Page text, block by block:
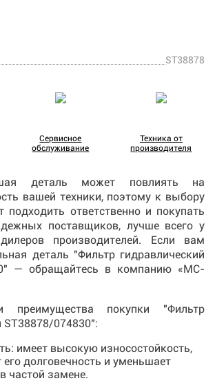
ST38878
Сервисное
обслуживание
Техника от
производителя
деталь может повлиять на
вашей техники, поэтому к выбору
подходить ответственно и покупать
поставщиков, лучше всего у
производителей. Если вам
деталь "Фильтр гидравлический
— обращайтесь в компанию «МС-
преимущества покупки "Фильтр
ST38878/074830":
имеет высокую износостойкость,
его долговечность и уменьшает
частой замене.